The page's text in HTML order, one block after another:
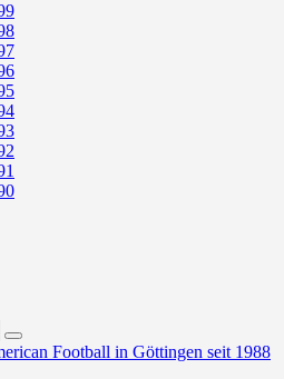
Football in Göttingen seit 1988